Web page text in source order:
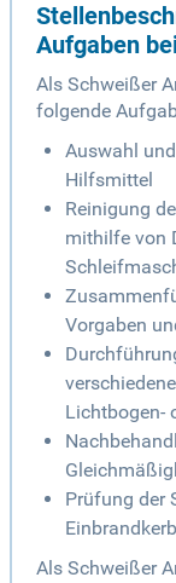
Aufgaben
Als Schweißer
folgende
Auswahl
Hilfsmittel
Reinigung
mithilfe von
Vorgaben
Lichtbogen-
Prüfung der
Als Schweißer